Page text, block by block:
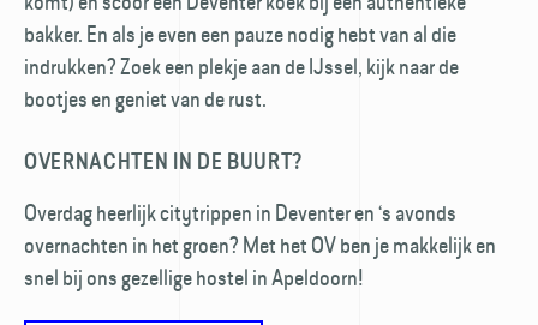
bakker. En als je even een pauze nodig hebt van al die
indrukken? Zoek een plekje aan de IJssel, kijk naar de
bootjes en geniet van de rust.
OVERNACHTEN IN DE BUURT?
Overdag heerlijk citytrippen in Deventer en ‘s avonds
overnachten in het groen? Met het OV ben je makkelijk en
snel bij ons gezellige hostel in Apeldoorn!